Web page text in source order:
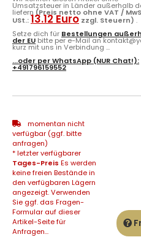
Umsatzsteuer in Länder außerhalb
liefern (Preis netto ohne VAT /
USt.:13.12 Euro zzgl. Steuern) .
Setze dich für Bestellungen
der EU bitte per e-Mail an
kurz mit uns in Verbindung ...
...oder perWhatsApp (NUR Chat!):
+491796159552
momentan nicht
verfügbar (ggf. bitte
anfragen)
* letzter verfügbarer
Tages-Preis Es werden
keine freien Bestände in
den verfügbaren Lägern
angezeigt. Verwenden
Sie ggf. das Fragen-
Formular auf dieser
Artikel-Seite für
Anfragen...